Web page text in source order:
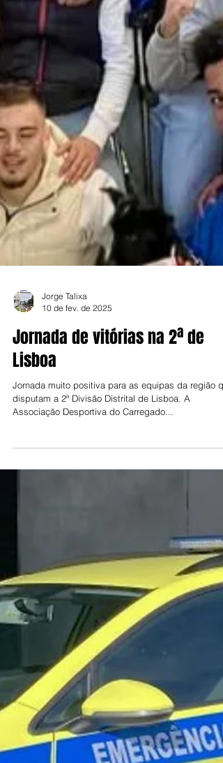
Jorge Talixa
10 de fev. de 2025
Jornada de vitórias na 2ª de
Lisboa
Associação Desportiva do Carregado...